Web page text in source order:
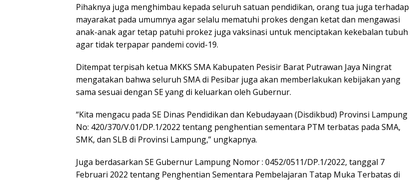
Pihaknya juga menghimbau kepada seluruh satuan pendidikan, orang tua juga terhadap
mayarakat pada umumnya agar selalu mematuhi prokes dengan ketat dan mengawasi
anak-anak agar tetap patuhi prokez juga vaksinasi untuk menciptakan kekebalan tubuh
agar tidak terpapar pandemi covid-19.
Ditempat terpisah ketua MKKS SMA Kabupaten Pesisir Barat Putrawan Jaya Ningrat
mengatakan bahwa seluruh SMA di Pesibar juga akan memberlakukan kebijakan yang
sama sesuai dengan SE yang di keluarkan oleh Gubernur.
“Kita mengacu pada SE Dinas Pendidikan dan Kebudayaan (Disdikbud) Provinsi Lampung
No: 420/370/V.01/DP.1/2022 tentang penghentian sementara PTM terbatas pada SMA,
SMK, dan SLB di Provinsi Lampung,” ungkapnya.
Juga berdasarkan SE Gubernur Lampung Nomor : 0452/0511/DP.1/2022, tanggal 7
Februari 2022 tentang Penghentian Sementara Pembelajaran Tatap Muka Terbatas di